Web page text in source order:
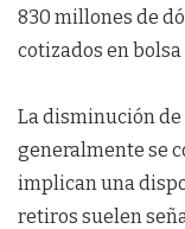
830 millones de
cotizados en bolsa
La disminución de
generalmente se
implican una
retiros suelen